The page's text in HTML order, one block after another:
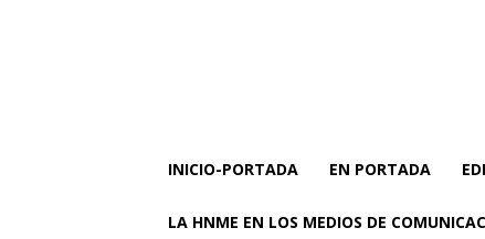
INICIO-PORTADA EN PORTADA
LA HNME EN LOS MEDIOS DE